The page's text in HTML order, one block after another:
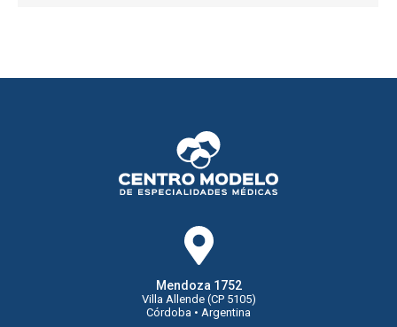
Mendoza 1752
Villa Allende (CP 5105)
Córdoba • Argentina